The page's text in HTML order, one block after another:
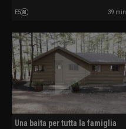
E5 39 min
Una baita per tutta la famiglia